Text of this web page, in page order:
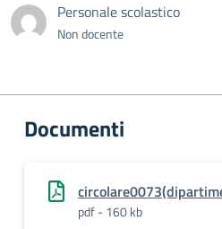
Personale scolastico
Non docente
Documenti
pdf - 160 kb